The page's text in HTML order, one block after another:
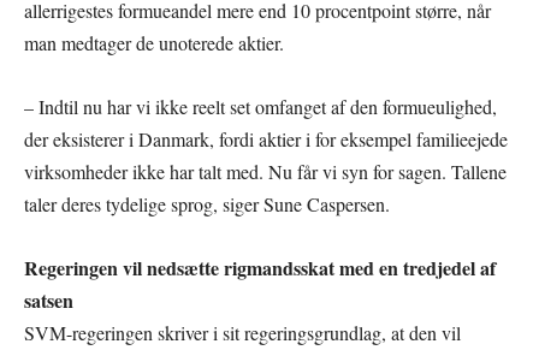
allerrigestes formueandel mere end 10 procentpoint større, når
man medtager de unoterede aktier.
– Indtil nu har vi ikke reelt set omfanget af den formueulighed,
der eksisterer i Danmark, fordi aktier i for eksempel familieejede
virksomheder ikke har talt med. Nu får vi syn for sagen. Tallene
taler deres tydelige sprog, siger Sune Caspersen.
Regeringen vil nedsætte rigmandsskat med en tredjedel af
satsen
SVM-regeringen skriver i sit regeringsgrundlag, at den vil